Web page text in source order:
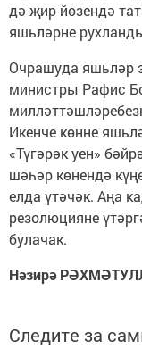
дә җир йөзендә
яшьләрне
Очрашуда яшьләр
министры Рафис
Икенче көнне
«Түгәрәк уен»
шәһәр көнендә
елда үтәчәк. Аңа
резолюцияне
булачак.
Нәзирә
Следите за